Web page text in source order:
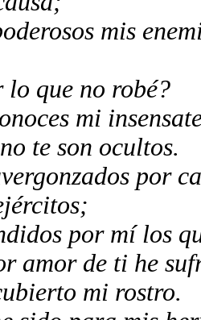
mis
lo que no robé?
mi
te son ocultos.
por
por mí los
amor de ti he
mi rostro.